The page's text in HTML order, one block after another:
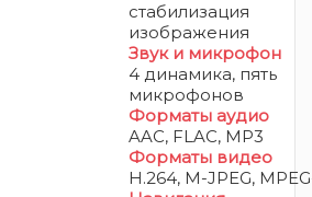
стабилизация
изображения
Звук и микрофон
4 динамика, пять
микрофонов
Форматы аудио
AAC, FLAC, MP3
Форматы видео
H.264, M-JPEG,